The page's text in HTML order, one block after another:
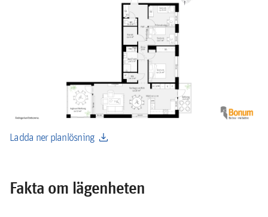
Ladda ner planlösning download
Fakta om lägenheten